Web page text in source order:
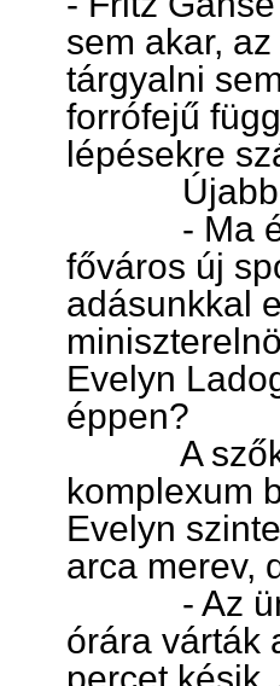
sem akar,
tárgyalni
forrófejű
lépésekre
Újabb
- Ma
főváros új
adásunkkal
Evelyn
éppen?
A szőke
komplexum
Evelyn
arca merev,
- Az
órára várták